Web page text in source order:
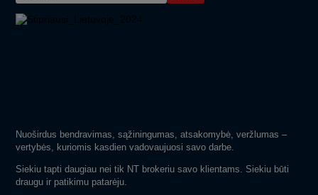
Nuoširdus bendravimas, sąžiningumas, atsakomybė, veržlumas –
vertybės, kuriomis kasdien vadovaujuosi savo darbe.
Siekiu tapti daugiau nei tik NT brokeriu savo klientams. Siekiu būti
draugu ir patikimu patarėju.